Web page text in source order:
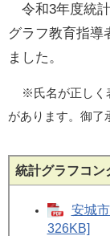
令和3年度統
グラフ教育指導
ました。
※氏名が正しく
があります。御了
統計グラフコン
安城
326KB]